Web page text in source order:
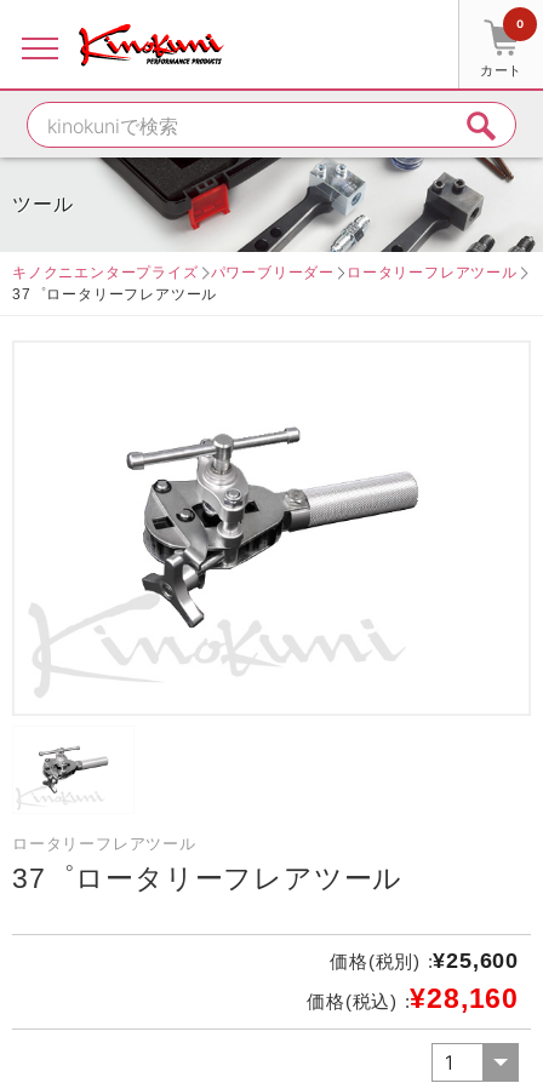
カート
0
ツール
キノクニエンタープライズ パワーブリーダー ロータリーフレアツール
37゜ロータリーフレアツール
ロータリーフレアツール
37゜ロータリーフレアツール
価格(税別) :¥25,600
価格(税込) :¥28,160